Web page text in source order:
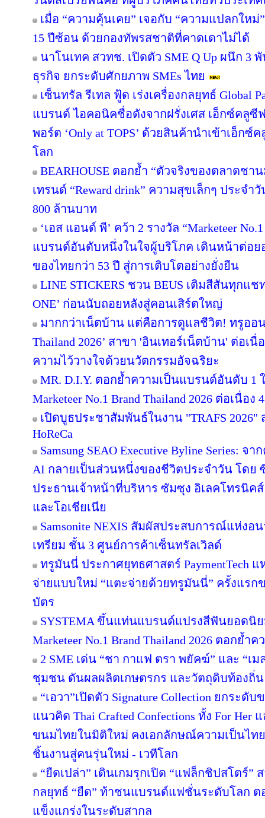
เมื่อ “ความคุ้นเคย” เจอกับ “ความแปลกใหม่
15 ปีซ้อน ด้วยกองทัพรสชาติที่คาดเดาไม่ได้
นาโนเทค สวทช. เปิดตัว SME Q Up ผนึก
ธุรกิจ ยกระดับศักยภาพ SMEs ไทย
เซ็นทรัล รีเทล ฟู้ด เร่งเครื่องกลยุทธ์ Global
แบรนด์ ไอคอนิคชื่อดังจากฝรั่งเศส เอ็กซ์คลูซี
พอร์ต ‘Only at TOPS’ ด้วยสินค้านำเข้าเอ็ก
โลก
BEARHOUSE ตอกย้ำ “ตัวจริงของตลาดชา
เทรนด์ “Reward drink” ความสุขเล็กๆ ประจำ
800 ล้านบาท
‘เอส แอนด์ พี’ คว้า 2 รางวัล “Marketeer
แบรนด์อันดับหนึ่งในใจผู้บริโภค เดินหน้าต่อย
ของไทยกว่า 53 ปี สู่การเติบโตอย่างยั่งยืน
LINE STICKERS ชวน BEUS เติมสีสันทุกแช
ONE’ ก่อนนับถอยหลังสู่คอนเสิร์ตใหญ่
มากกว่าเน็ตบ้าน แต่คือการดูแลชีวิต! ทรูออน
Thailand 2026’ สาขา 'อินเทอร์เน็ตบ้าน' ต่อเ
ความไว้วางใจด้วยนวัตกรรมอัจฉริยะ
MR. D.I.Y. ตอกย้ำความเป็นแบรนด์อันดับ 1
Marketeer No.1 Brand Thailand 2026 ต่อเนื่อง
เปิดบูธประชาสัมพันธ์ในงาน "TRAFS
HoReCa
Samsung SEAO Executive Byline Series:
AI กลายเป็นส่วนหนึ่งของชีวิตประจำวัน โดย
ประธานเจ้าหน้าที่บริหาร ซัมซุง อิเลคโทรนิค
และโอเชียเนีย
Samsonite NEXIS สัมผัสประสบการณ์แห่ง
เทรียม ชั้น 3 ศูนย์การค้าเซ็นทรัลเวิลด์
ทรูมันนี่ ประกาศยุทธศาสตร์ PaymentTech
จ่ายแบบใหม่ “แตะจ่ายด้วยทรูมันนี่” ครั้งแรก
บัตร
SYSTEMA ขึ้นแท่นแบรนด์แปรงสีฟันยอดนิ
Marketeer No.1 Brand Thailand 2026 ตอกย้
2 SME เด่น “ชา กาแฟ ตรา พยัคฆ์” และ “
ชุมชน ดันผลผลิตเกษตรกร และวัตถุดิบท้องถิ่
“เอวา”เปิดตัว Signature Collection ยกระ
แนวคิด Thai Crafted Confections ทั้ง For Her
ขนมไทยในมิติใหม่ คงเอกลักษณ์ความเป็นไท
ชิ้นงานสู่คนรุ่นใหม่ - เวทีโลก
“ยืดเปล่า” เดินเกมรุกเปิด “แฟล็กชิปสโตร์”
กลยุทธ์ “ยืด” ท้าชนแบรนด์แฟชั่นระดับโลก
แข็งแกร่งในระดับสากล